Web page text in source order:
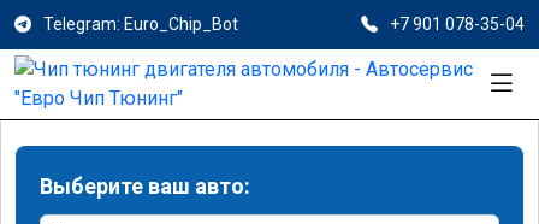
Telegram: Euro_Chip_Bot +7 901 078-35-04
Выберите ваш авто: